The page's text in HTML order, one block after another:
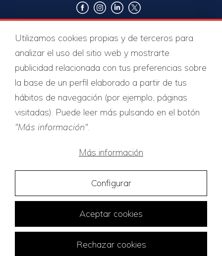
Certificados de calidad
Traducciones Tridiom © 2026 Diseño web:
Utilizamos cookies propias y de terceros para
analizar el uso del sitio web y mostrarte
publicidad relacionada con tus preferencias sobre
la base de un perfil elaborado a partir de tus
hábitos de navegación (por ejemplo, páginas
visitadas). Puede leer más pulsando en el botón
"Más información".
Más información
Configurar
Aceptar cookies
Rechazar cookies